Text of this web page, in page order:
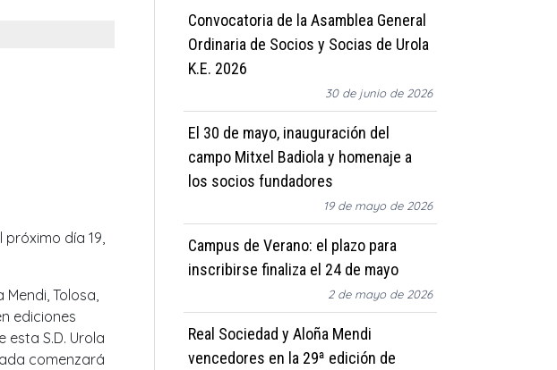
próximo día 19,
Tolosa,
ediciones
S.D. Urola
comenzará
Convocatoria de la Asamblea General
Ordinaria de Socios y Socias de Urola
K.E. 2026
30 de junio de 2026
El 30 de mayo, inauguración del
campo Mitxel Badiola y homenaje a
los socios fundadores
19 de mayo de 2026
Campus de Verano: el plazo para
inscribirse finaliza el 24 de mayo
2 de mayo de 2026
Real Sociedad y Aloña Mendi
vencedores en la 29ª edición de